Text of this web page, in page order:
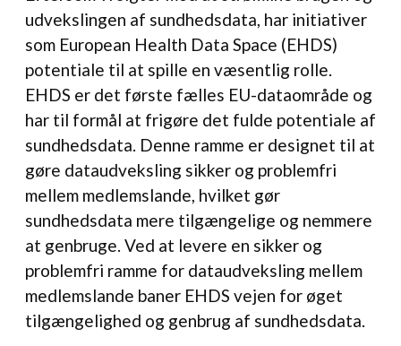
udvekslingen af sundhedsdata, har initiativer
som European Health Data Space (EHDS)
potentiale til at spille en væsentlig rolle.
EHDS er det første fælles EU-dataområde og
har til formål at frigøre det fulde potentiale af
sundhedsdata. Denne ramme er designet til at
gøre dataudveksling sikker og problemfri
mellem medlemslande, hvilket gør
sundhedsdata mere tilgængelige og nemmere
at genbruge. Ved at levere en sikker og
problemfri ramme for dataudveksling mellem
medlemslande baner EHDS vejen for øget
tilgængelighed og genbrug af sundhedsdata.